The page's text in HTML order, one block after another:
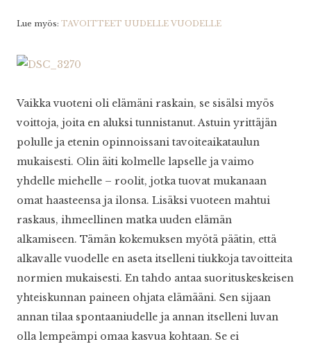
Lue myös: TAVOITTEET UUDELLE VUODELLE
Vaikka vuoteni oli elämäni raskain, se sisälsi myös
voittoja, joita en aluksi tunnistanut. Astuin yrittäjän
polulle ja etenin opinnoissani tavoiteaikataulun
mukaisesti. Olin äiti kolmelle lapselle ja vaimo
yhdelle miehelle – roolit, jotka tuovat mukanaan
omat haasteensa ja ilonsa. Lisäksi vuoteen mahtui
raskaus, ihmeellinen matka uuden elämän
alkamiseen. Tämän kokemuksen myötä päätin, että
alkavalle vuodelle en aseta itselleni tiukkoja tavoitteita
normien mukaisesti. En tahdo antaa suorituskeskeisen
yhteiskunnan paineen ohjata elämääni. Sen sijaan
annan tilaa spontaaniudelle ja annan itselleni luvan
olla lempeämpi omaa kasvua kohtaan. Se ei